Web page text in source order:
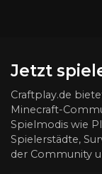
Jetzt
Craftplay.de
Minecraft-
Spielmodis wie
Spielerstädte,
der Community